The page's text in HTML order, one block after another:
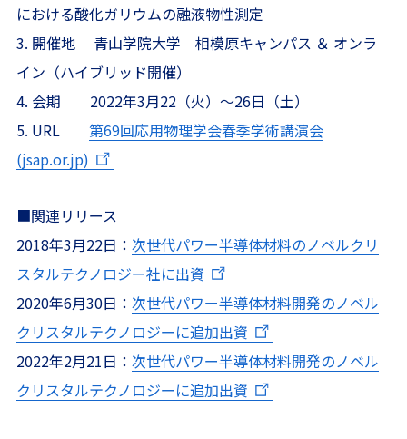
における酸化ガリウムの融液物性測定
3. 開催地 青山学院大学 相模原キャンパス ＆ オンラ
イン（ハイブリッド開催）
4. 会期 2022年3月22（火）～26日（土）
5. URL 第69回応用物理学会春季学術講演会
(jsap.or.jp)
■関連リリース
2018年3月22日： 次世代パワー半導体材料のノベルクリ
スタルテクノロジー社に出資
2020年6月30日： 次世代パワー半導体材料開発のノベル
クリスタルテクノロジーに追加出資
2022年2月21日： 次世代パワー半導体材料開発のノベル
クリスタルテクノロジーに追加出資